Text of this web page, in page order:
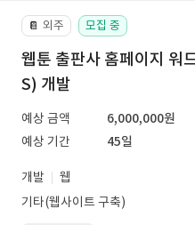
📔 외주 모집 중
웹툰 출판사 홈페이지 워
S) 개발
예상 금액
6,000,000원
예상 기간
45일
개발
웹
기타(웹사이트 구축)